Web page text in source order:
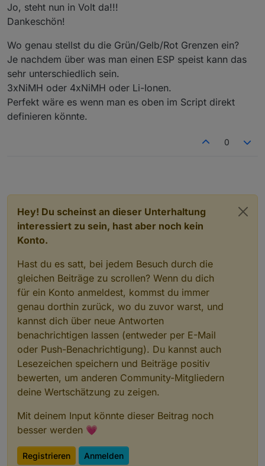
Jo, steht nun in Volt da!!!
Dankeschön!
Wo genau stellst du die Grün/Gelb/Rot Grenzen ein?
Je nachdem über was man einen ESP speist kann das
sehr unterschiedlich sein.
3xNiMH oder 4xNiMH oder Li-Ionen.
Perfekt wäre es wenn man es oben im Script direkt
definieren könnte.
0
Hey! Du scheinst an dieser Unterhaltung
interessiert zu sein, hast aber noch kein
Konto.
Hast du es satt, bei jedem Besuch durch die
gleichen Beiträge zu scrollen? Wenn du dich
für ein Konto anmeldest, kommst du immer
genau dorthin zurück, wo du zuvor warst, und
kannst dich über neue Antworten
benachrichtigen lassen (entweder per E-Mail
oder Push-Benachrichtigung). Du kannst auch
Lesezeichen speichern und Beiträge positiv
bewerten, um anderen Community-Mitgliedern
deine Wertschätzung zu zeigen.
Mit deinem Input könnte dieser Beitrag noch
besser werden 💗
Registrieren Anmelden